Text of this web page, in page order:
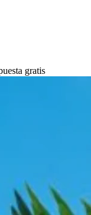
gratis